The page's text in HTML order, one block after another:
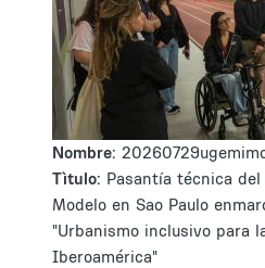
Nombre:
Tìtulo: Pasantía técnica
Modelo en Sao Paulo
"Urbanismo inclusivo para
Iberoamérica"